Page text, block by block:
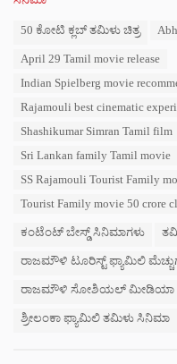
50 ಕೋಟಿ ಕ್ಲಬ್ ತಮಿಳು ಚಿತ್ರ
April 29 Tamil movie release
Indian Spielberg movie
Rajamouli best cinematic
Shashikumar Simran Tamil film
Sri Lankan family Tamil movie
SS Rajamouli Tourist Family
Tourist Family movie 50 crore
ಕಂಟೆಂಟ್ ಬೇಸ್ಡ್ ಸಿನಿಮಾಗಳು
ರಾಜಮೌಳಿ ಟೂರಿಸ್ಟ್ ಫ್ಯಾಮಿಲಿ
ರಾಜಮೌಳಿ ಸೋಶಿಯಲ್ ಮೀಡಿಯಾ
ಶ್ರೀಲಂಕಾ ಫ್ಯಾಮಿಲಿ ತಮಿಳು ಸಿನಿಮಾ